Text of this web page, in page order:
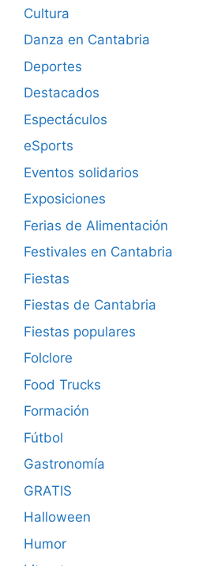
Cultura
Danza en Cantabria
Deportes
Destacados
Espectáculos
eSports
Eventos solidarios
Exposiciones
Ferias de Alimentación
Festivales en Cantabria
Fiestas
Fiestas de Cantabria
Fiestas populares
Folclore
Food Trucks
Formación
Fútbol
Gastronomía
GRATIS
Halloween
Humor